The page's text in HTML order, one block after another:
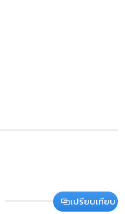
เปรียบเทียบ